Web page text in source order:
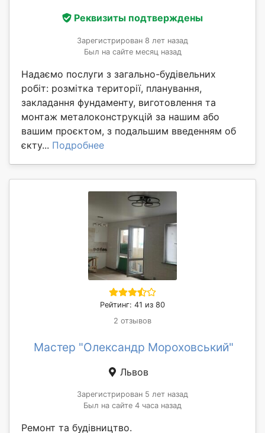
Реквизиты подтверждены
Зарегистрирован 8 лет назад
Был на сайте месяц назад
Надаємо послуги з загально-будівельних
робіт: розмітка території, планування,
закладання фундаменту, виготовлення та
монтаж металоконструкцій за нашим або
вашим проєктом, з подальшим введенням об
єкту... Подробнее
Рейтинг: 41 из 80
2 отзывов
Мастер "Олександр Мороховський"
Львов
Зарегистрирован 5 лет назад
Был на сайте 4 часа назад
Ремонт та будівництво.